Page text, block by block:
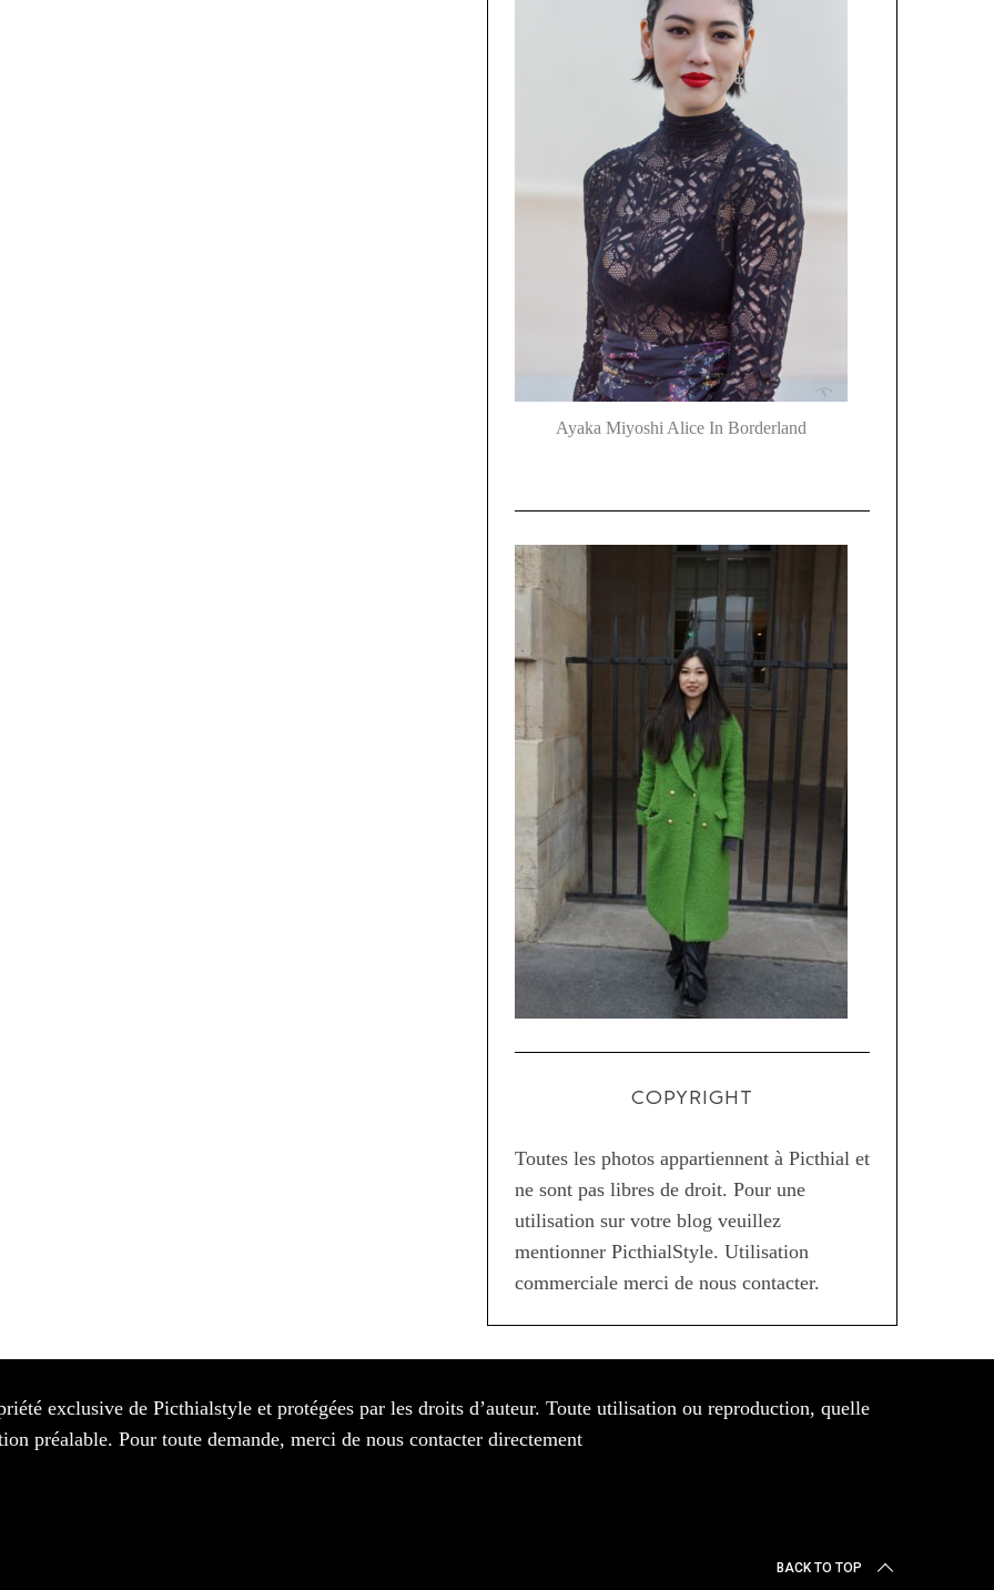
Ayaka Miyoshi Alice In Borderland
COPYRIGHT
Toutes les photos appartiennent à Picthial et
ne sont pas libres de droit. Pour une
utilisation sur votre blog veuillez
mentionner PicthialStyle. Utilisation
commerciale merci de nous contacter.
exclusive de Picthialstyle et protégées par les droits d’auteur. Toute utilisation ou reproduction, quelle
préalable. Pour toute demande, merci de nous contacter directement
BACK TO TOP